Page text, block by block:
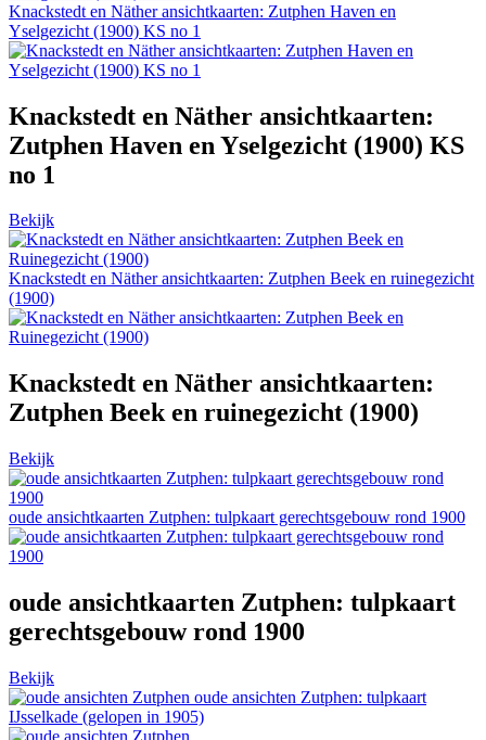
Knackstedt en Näther ansichtkaarten: Zutphen Haven en
Yselgezicht (1900) KS no 1
Knackstedt en Näther ansichtkaarten:
Zutphen Haven en Yselgezicht (1900) KS
no 1
Bekijk
Knackstedt en Näther ansichtkaarten: Zutphen Beek en ruinegezicht
(1900)
Knackstedt en Näther ansichtkaarten:
Zutphen Beek en ruinegezicht (1900)
Bekijk
oude ansichtkaarten Zutphen: tulpkaart gerechtsgebouw rond 1900
oude ansichtkaarten Zutphen: tulpkaart
gerechtsgebouw rond 1900
Bekijk
oude ansichten Zutphen: tulpkaart
IJsselkade (gelopen in 1905)